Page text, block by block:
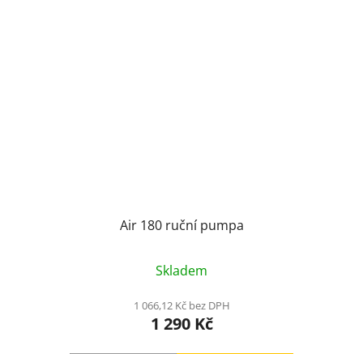
Air 180 ruční pumpa
Skladem
1 066,12 Kč bez DPH
1 290 Kč